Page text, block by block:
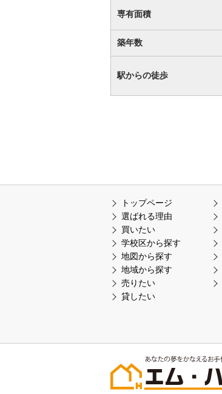
専有面積
築年数
駅からの徒歩
トップページ
選ばれる理由
買いたい
学校区から探す
地図から探す
地域から探す
売りたい
貸したい